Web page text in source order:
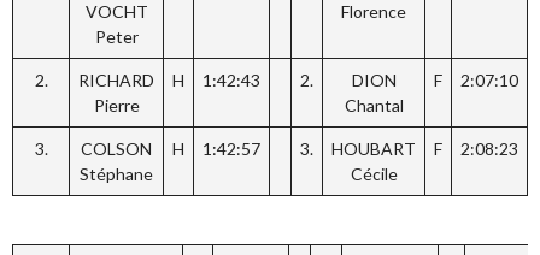
VOCHT
Peter
Florence
2.
RICHARD
Pierre
H 1:42:43 2.
DION
Chantal
F 2:07:10
3.
COLSON
Stéphane
H 1:42:57 3.
HOUBART
Cécile
F 2:08:23